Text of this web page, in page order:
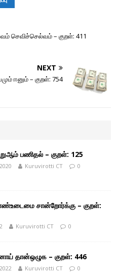
செவிச்செல்வம் – குறள்: 411
NEXT
ஈனும் – குறள்: 754
பணிதல் – குறள்: 125
Kuruvirotti CT 0
சான்றோர்க்கு – குறள்:
Kuruvirotti CT 0
தான்ஒழுக – குறள்: 446
Kuruvirotti CT 0